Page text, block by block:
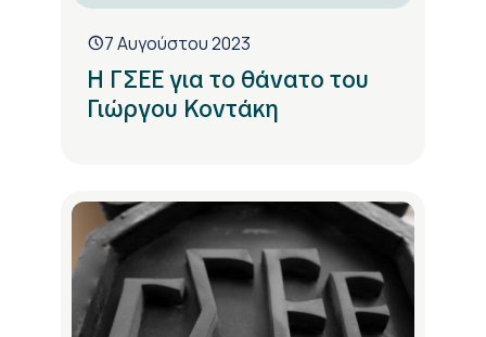
7 Αυγούστου 2023
Η ΓΣΕΕ για το θάνατο του
Γιώργου Κοντάκη